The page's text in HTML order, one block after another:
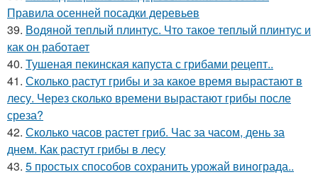
Правила осенней посадки деревьев
39. Водяной теплый плинтус. Что такое теплый плинтус и
как он работает
40. Тушеная пекинская капуста с грибами рецепт..
41. Сколько растут грибы и за какое время вырастают в
лесу. Через сколько времени вырастают грибы после
среза?
42. Сколько часов растет гриб. Час за часом, день за
днем. Как растут грибы в лесу
43. 5 простых способов сохранить урожай винограда..